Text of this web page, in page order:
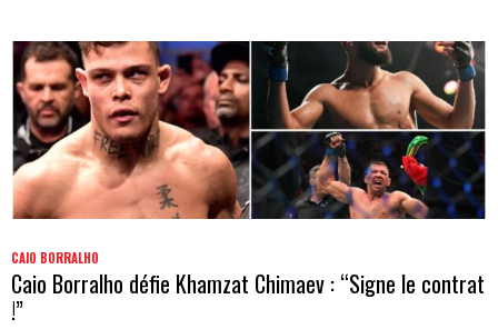
CAIO BORRALHO
Caio Borralho défie Khamzat Chimaev : “Signe le contrat
!”